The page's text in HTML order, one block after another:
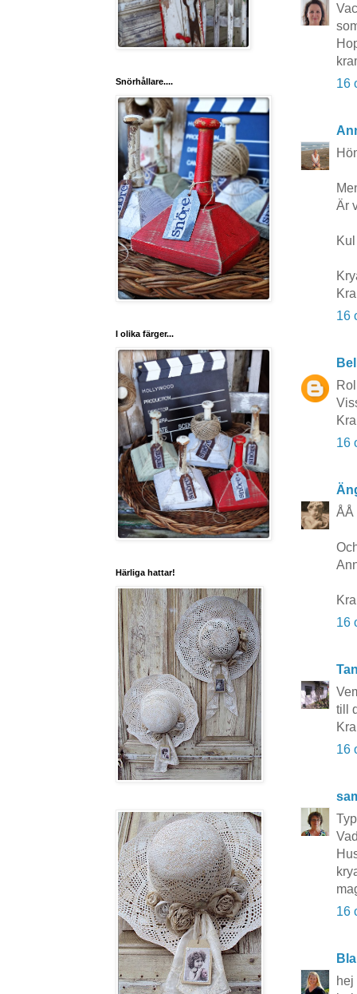
16
Är
16
16
ÅÅ
16
till
16
16
hej
Snörhållare....
I olika färger...
Härliga hattar!